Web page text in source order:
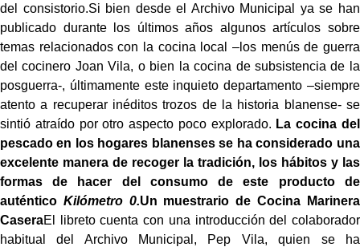
del consistorio.Si bien desde el Archivo Municipal ya se han
publicado durante los últimos años algunos artículos sobre
temas relacionados con la cocina local –los menús de guerra
del cocinero Joan Vila, o bien la cocina de subsistencia de la
posguerra-, últimamente este inquieto departamento –siempre
atento a recuperar inéditos trozos de la historia blanense- se
sintió atraído por otro aspecto poco explorado. La cocina del
pescado en los hogares blanenses se ha considerado una
excelente manera de recoger la tradición, los hábitos y las
formas de hacer del consumo de este producto de
auténtico Kilómetro 0.Un muestrario de Cocina Marinera
CaseraEl libreto cuenta con una introducción del colaborador
habitual del Archivo Municipal, Pep Vila, quien se ha